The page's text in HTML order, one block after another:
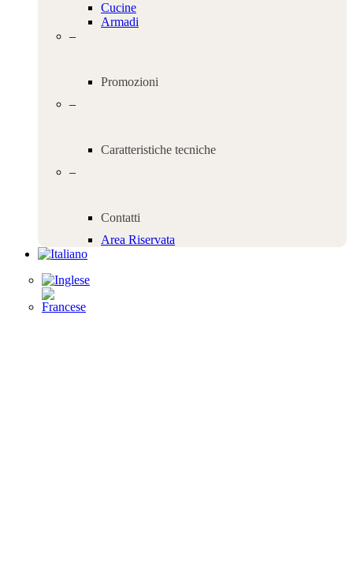
Cucine
Armadi
–
Promozioni
–
Caratteristiche tecniche
–
Contatti
Area Riservata